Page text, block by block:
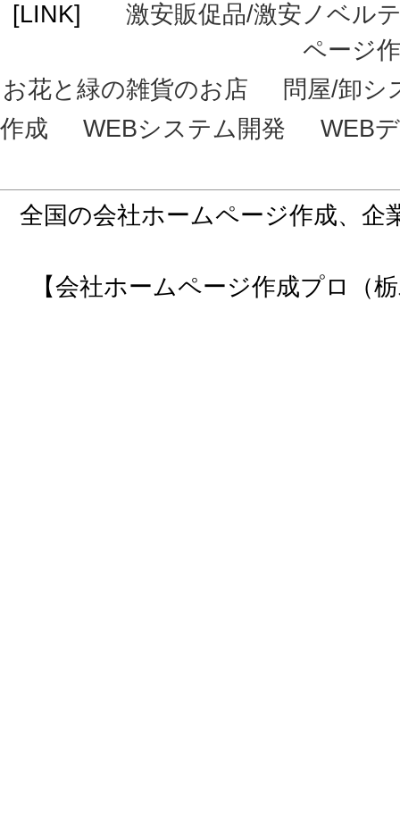
[LINK]
激安販促品/激安ノベル
ページ
お花と緑の雑貨のお店
問屋/卸シ
作成
WEBシステム開発 WEB
全国の会社ホームページ作成、企
【会社ホームページ作成プロ（